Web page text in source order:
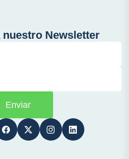
Newsletter
Enviar